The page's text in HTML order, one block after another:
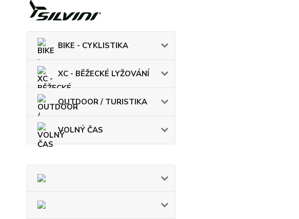
BIKE - CYKLISTIKA
XC - BĚŽECKÉ LYŽOVÁNÍ
OUTDOOR / TURISTIKA
VOLNÝ ČAS